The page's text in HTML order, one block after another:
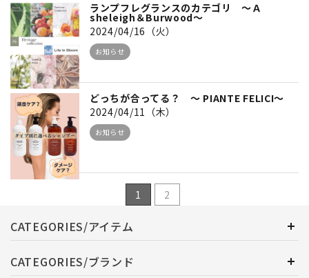
ランプフレグランスのカテゴリ ～Ａ
sheleigh＆Burwood～
2024/04/16（火）
お知らせ
どっちが合ってる？ ～ PIANTE FELICI～
2024/04/11（木）
お知らせ
1 2
CATEGORIES/アイテム
CATEGORIES/ブランド